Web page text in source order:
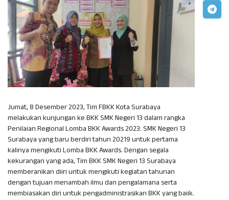
Jumat, 8 Desember 2023, Tim FBKK Kota Surabaya
melakukan kunjungan ke BKK SMK Negeri 13 dalam rangka
Penilaian Regional Lomba BKK Awards 2023. SMK Negeri 13
Surabaya yang baru berdiri tahun 20219 untuk pertama
kalinya mengikuti Lomba BKK Awards. Dengan segala
kekurangan yang ada, Tim BKK SMK Negeri 13 Surabaya
memberanikan diiri untuk mengikuti kegiatan tahunan
dengan tujuan menambah ilmu dan pengalamana serta
membiasakan diri untuk pengadministrasikan BKK yang baiik.